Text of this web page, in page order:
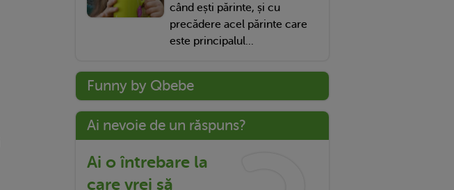
când ești părinte, și cu
precădere acel părinte care
este principalul...
Funny by Qbebe
Ai nevoie de un răspuns?
Ai o întrebare la
care vrei să